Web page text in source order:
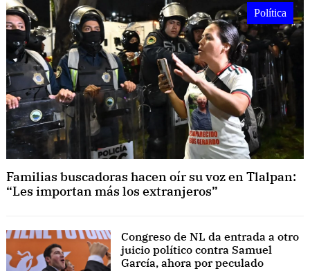
Política
Familias buscadoras hacen oír su voz en Tlalpan:
“Les importan más los extranjeros”
Congreso de NL da entrada a otro
juicio político contra Samuel
García, ahora por peculado